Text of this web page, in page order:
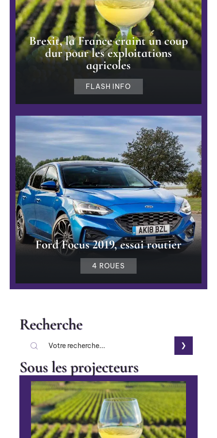
Brexit, la France craint un coup
dur pour les exploitations
agricoles
FLASH INFO
Ford Focus 2019, essai routier
4 ROUES
Recherche
Sous les projecteurs